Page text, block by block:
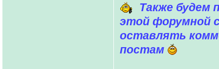
Также будем
этой форумной
оставлять
постам